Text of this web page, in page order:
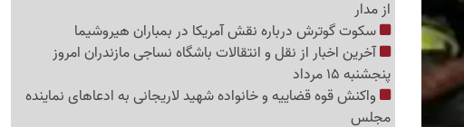
از مدار
سکوت گوترش درباره نقش آمریکا در بمباران هیروشیما
آخرین اخبار از نقل و انتقالات باشگاه نساجی مازندران امروز
پنجشنبه 15 مرداد
واکنش قوه قضاییه و خانواده شهید لاریجانی به ادعاهای نماینده
مجلس